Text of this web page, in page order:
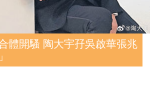
體開騷 陶大宇孖吳啟華張兆